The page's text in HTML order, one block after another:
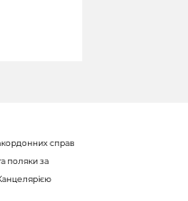
справ
поляки за